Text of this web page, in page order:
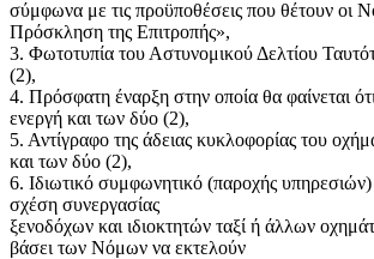
σύμφωνα με τις προϋποθέσεις που θέτουν οι
Πρόσκληση της Επιτροπής»,
3. Φωτοτυπία του Αστυνομικού Δελτίου
(2),
4. Πρόσφατη έναρξη στην οποία θα φαίνεται ότι
ενεργή και των δύο (2),
5. Αντίγραφο της άδειας κυκλοφορίας του
και των δύο (2),
6. Ιδιωτικό συμφωνητικό (παροχής
σχέση συνεργασίας
ξενοδόχων και ιδιοκτητών ταξί ή άλλων
βάσει των Νόμων να εκτελούν